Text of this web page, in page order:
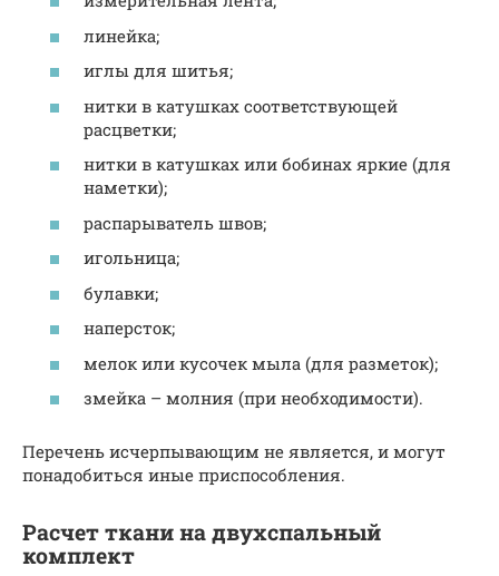
линейка;
иглы для шитья;
нитки в катушках соответствующей
расцветки;
нитки в катушках или бобинах яркие (для
наметки);
распарыватель швов;
игольница;
булавки;
наперсток;
мелок или кусочек мыла (для разметок);
змейка – молния (при необходимости).
Перечень исчерпывающим не является, и могут
понадобиться иные приспособления.
Расчет ткани на двухспальный
комплект